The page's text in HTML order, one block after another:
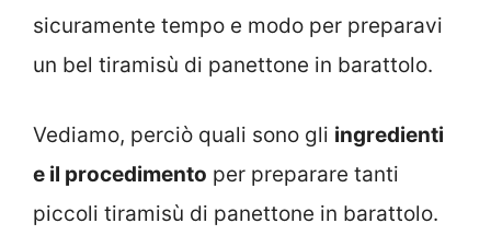
sicuramente tempo e modo per preparavi
un bel tiramisù di panettone in barattolo.
Vediamo, perciò quali sono gli ingredienti
e il procedimento per preparare tanti
piccoli tiramisù di panettone in barattolo.